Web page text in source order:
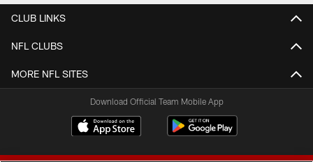
CLUB LINKS
NFL CLUBS
MORE NFL SITES
Download Official Team Mobile App